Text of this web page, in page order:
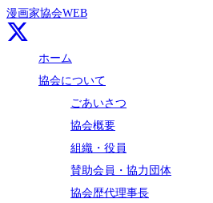
漫画家協会WEB
ホーム
協会について
ごあいさつ
協会概要
組織・役員
賛助会員・協力団体
協会歴代理事長